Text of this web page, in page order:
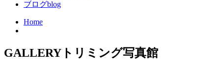
ブログblog
Home
GALLERY トリミング写真館